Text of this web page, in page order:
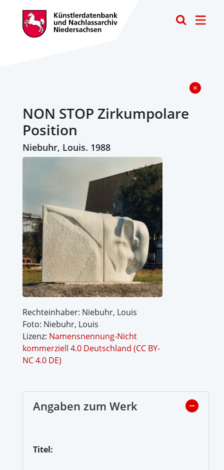
NON STOP Zirkumpolare
Position
Niebuhr, Louis. 1988
Rechteinhaber: Niebuhr, Louis
Foto: Niebuhr, Louis
Lizenz: Namensnennung-Nicht
kommerziell 4.0 Deutschland (CC BY-
NC 4.0 DE)
Angaben zum Werk
Titel: